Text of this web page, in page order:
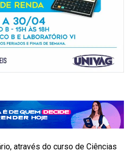
através do curso de Ciências